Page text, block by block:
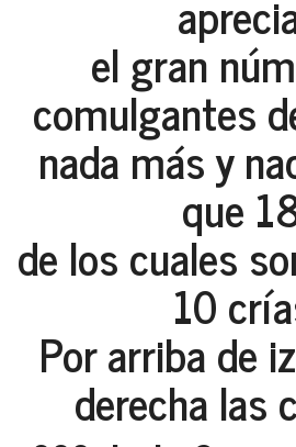
el gran
comulgantes
nada más y
que
de los cuales
10
Por arriba de
derecha las